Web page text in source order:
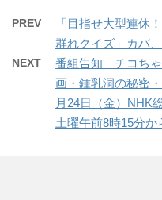
PREV
「目指せ大型連休
群れクイズ」カバ
NEXT
番組告知 チコち
画・鍾乳洞の秘密
月24日（金）NHK
土曜午前8時15分か